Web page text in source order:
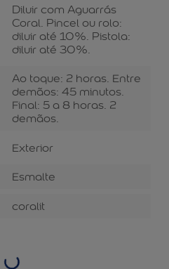
Diluir com Aguarrás
Coral. Pincel ou rolo:
diluir até 10%. Pistola:
diluir até 30%.
Ao toque: 2 horas. Entre
demãos: 45 minutos.
Final: 5 a 8 horas. 2
demãos.
Exterior
Esmalte
coralit